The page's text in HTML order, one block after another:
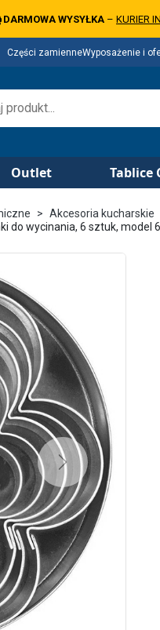
DARMOWA WYSYŁKA – KURIER
Części zamienneWyposażenie i
Outlet Tablice
Akcesoria kucharskie
do wycinania, 6 sztuk, model
Next